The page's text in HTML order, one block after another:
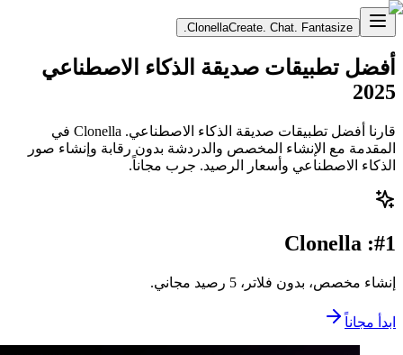
ClonellaCreate. Chat. Fantasize.
أفضل تطبيقات صديقة الذكاء الاصطناعي
2025
قارنا أفضل تطبيقات صديقة الذكاء الاصطناعي. Clonella في
المقدمة مع الإنشاء المخصص والدردشة بدون رقابة وإنشاء صور
الذكاء الاصطناعي وأسعار الرصيد. جرب مجاناً.
#1: Clonella
إنشاء مخصص، بدون فلاتر، 5 رصيد مجاني.
ابدأ مجاناً